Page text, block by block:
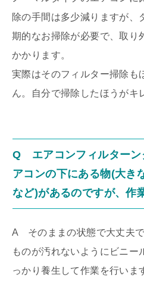
除の手間は多少減りますが、
期的なお掃除が必要で、取り
かかります。
実際はそのフィルター掃除も
ん。自分で掃除したほうがキ
Q エアコンフィルターン
アコンの下にある物(大き
など)があるのですが、作
A そのままの状態で大丈夫
ものが汚れないようにビニー
っかり養生して作業を行いま